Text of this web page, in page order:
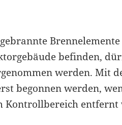
befinden,
werden. Mit
begonnen werden,
Kontrollbereich entfernt